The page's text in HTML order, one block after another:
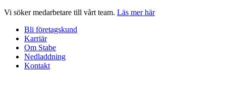
Hoppa
innehåll
Vi söker medarbetare till vårt team. Läs mer här
Bli företagskund
Karriär
Om Stabe
Nedladdning
Kontakt